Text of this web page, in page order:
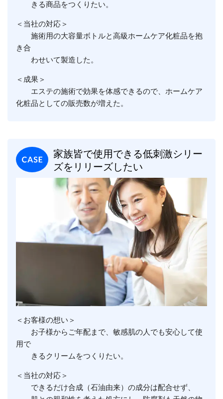
きる商品をつくりたい。
＜当社の対応＞
施術用の大容量ボトルと高級ホームケア化粧品を抱
き合
わせいて製造した。
＜成果＞
エステの施術で効果を体感できるので、ホームケア
化粧品としての販売数が増えた。
家族皆で使用できる低刺激シリー
ズをリリーズしたい
＜お客様の想い＞
お子様からご年配まで、敏感肌の人でも安心して使
用で
きるクリームをつくりたい。
＜当社の対応＞
できるだけ合成（石油由来）の成分は配合せず、